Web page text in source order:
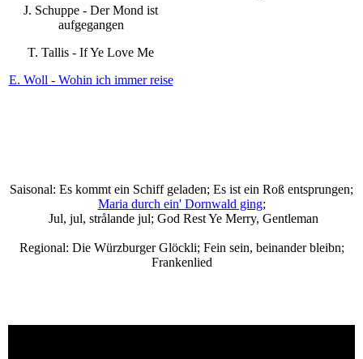
J. Schuppe - Der Mond ist
aufgegangen
T. Tallis - If Ye Love Me
E. Woll - Wohin ich immer reise
Saisonal: Es kommt ein Schiff geladen; Es ist ein Roß entsprungen;
Maria durch ein' Dornwald ging;
Jul, jul, strålande jul; God Rest Ye Merry, Gentleman
Regional: Die Würzburger Glöckli; Fein sein, beinander bleibn;
Frankenlied